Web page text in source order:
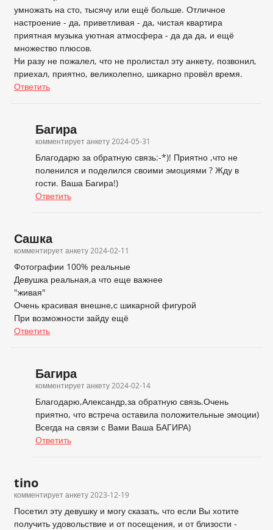
умножать на сто, тысячу или ещё больше. Отличное
настроение - да, приветливая - да, чистая квартира
приятная музыка уютная атмосфера - да да да, и ещё
множество плюсов.
Ни разу не пожалел, что не пролистал эту анкету, позвонил,
приехал, приятно, великолепно, шикарно провёл время.
Ответить
Багира
комментирует анкету2024-05-31
Благодарю за обратную связь:-*)! Приятно ,что не
поленился и поделился своими эмоциями ? Жду в
гости. Ваша Багира!)
Ответить
Сашка
комментирует анкету2024-02-11
Фотографии 100% реальные
Девушка реальная,а что еще важнее
"живая"
Очень красивая внешне,с шикарной фигурой
При возможности зайду ещё
Ответить
Багира
комментирует анкету2024-02-14
Благодарю,Александр,за обратную связь.Очень
приятно, что встреча оставила положительные эмоции)
Всегда на связи с Вами Ваша БАГИРА)
Ответить
tino
комментирует анкету2023-12-19
Посетил эту девушку и могу сказать, что если Вы хотите
получить удовольствие и от посещения, и от близости -